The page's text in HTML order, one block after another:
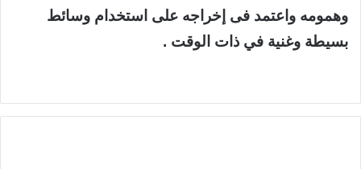
وهمومه واعتمد فى إخراجه على استخدام وسائط
بسيطة وغنية في ذات الوقت .